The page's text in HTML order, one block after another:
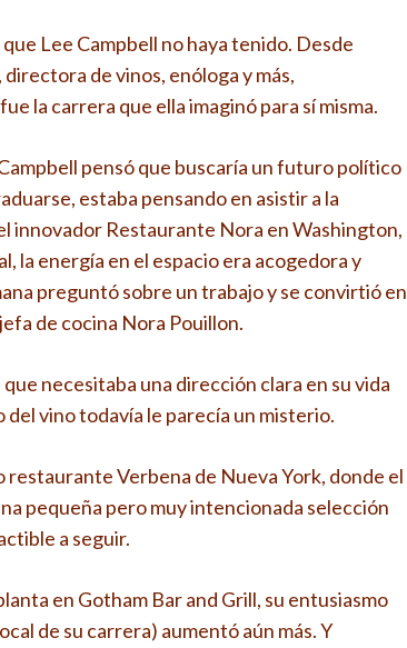
Lee Campbell no haya tenido. Desde
de vinos, enóloga y más,
la carrera que ella imaginó para sí misma.
pensó que buscaría un futuro político
estaba pensando en asistir a la
innovador Restaurante Nora en Washington,
la energía en el espacio era acogedora y
preguntó sobre un trabajo y se convirtió en
de cocina Nora Pouillon.
necesitaba una dirección clara en su vida
vino todavía le parecía un misterio.
restaurante Verbena de Nueva York, donde el
pequeña pero muy intencionada selección
a seguir.
en Gotham Bar and Grill, su entusiasmo
de su carrera) aumentó aún más. Y